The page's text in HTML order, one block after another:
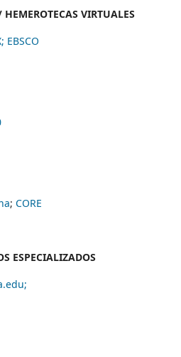
HEMEROTECAS VIRTUALES
EBSCO
; CORE
ESPECIALIZADOS